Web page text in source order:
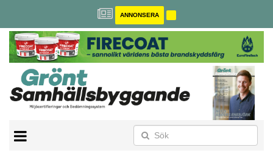
ANNONSERA